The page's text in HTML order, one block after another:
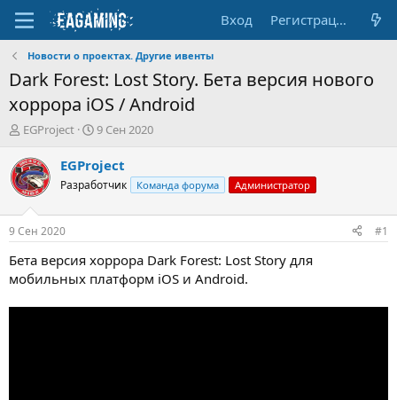
Вход Регистрация
Новости о проектах. Другие ивенты
Dark Forest: Lost Story. Бета версия нового
хоррора iOS / Android
А
т
о
р
т
е
м
ы
EGProject
Д
т
а
н
а
л
9 Сен 2020
EGProject
Разработчик Команда форума Администратор
9 Сен 2020 #1
Бета версия хоррора Dark Forest: Lost Story для
мобильных платформ iOS и Android.